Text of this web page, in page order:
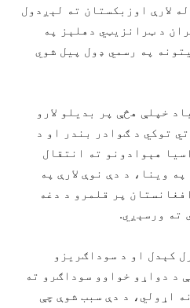
لارې اوزبکستان ته لېږدول
د ټرانزیټي دهلېز په
په رسمي ډول پیل شوي
خپلې هڅې پر بدیلو لارو
توکي د ګوادر بندر او د
هېوادونو ته انتقال
وینا، د دې نوې لارې په
پر قلمرو د دغه
ته ورسېږي.
کېدل او د سوداګریزو
د دواړو خواوو سوداګرو ته
اړولي، د دې سبب شوې چې